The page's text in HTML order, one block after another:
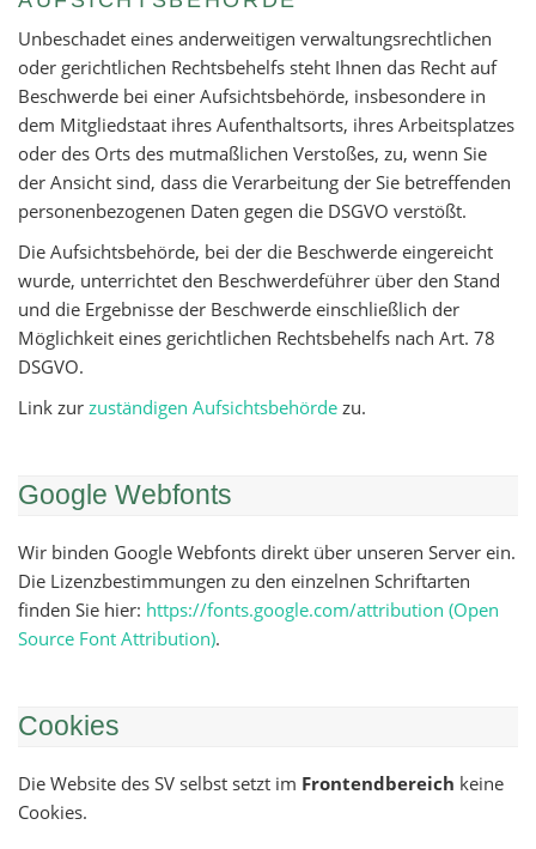
Unbeschadet eines anderweitigen verwaltungsrechtlichen
oder gerichtlichen Rechtsbehelfs steht Ihnen das Recht auf
Beschwerde bei einer Aufsichtsbehörde, insbesondere in
dem Mitgliedstaat ihres Aufenthaltsorts, ihres Arbeitsplatzes
oder des Orts des mutmaßlichen Verstoßes, zu, wenn Sie
der Ansicht sind, dass die Verarbeitung der Sie betreffenden
personenbezogenen Daten gegen die DSGVO verstößt.
Die Aufsichtsbehörde, bei der die Beschwerde eingereicht
wurde, unterrichtet den Beschwerdeführer über den Stand
und die Ergebnisse der Beschwerde einschließlich der
Möglichkeit eines gerichtlichen Rechtsbehelfs nach Art. 78
DSGVO.
Link zur zuständigen Aufsichtsbehörde zu.
Google Webfonts
Wir binden Google Webfonts direkt über unseren Server ein.
Die Lizenzbestimmungen zu den einzelnen Schriftarten
finden Sie hier: https://fonts.google.com/attribution (Open
Source Font Attribution).
Cookies
Die Website des SV selbst setzt im Frontendbereich keine
Cookies.